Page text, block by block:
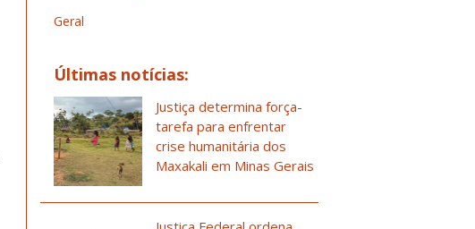
Geral
Últimas notícias:
Justiça determina força-
tarefa para enfrentar
crise humanitária dos
Maxakali em Minas Gerais